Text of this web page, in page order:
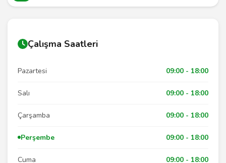
Çalışma Saatleri
Pazartesi 09:00 - 18:00
Salı 09:00 - 18:00
Çarşamba 09:00 - 18:00
Perşembe 09:00 - 18:00
Cuma 09:00 - 18:00